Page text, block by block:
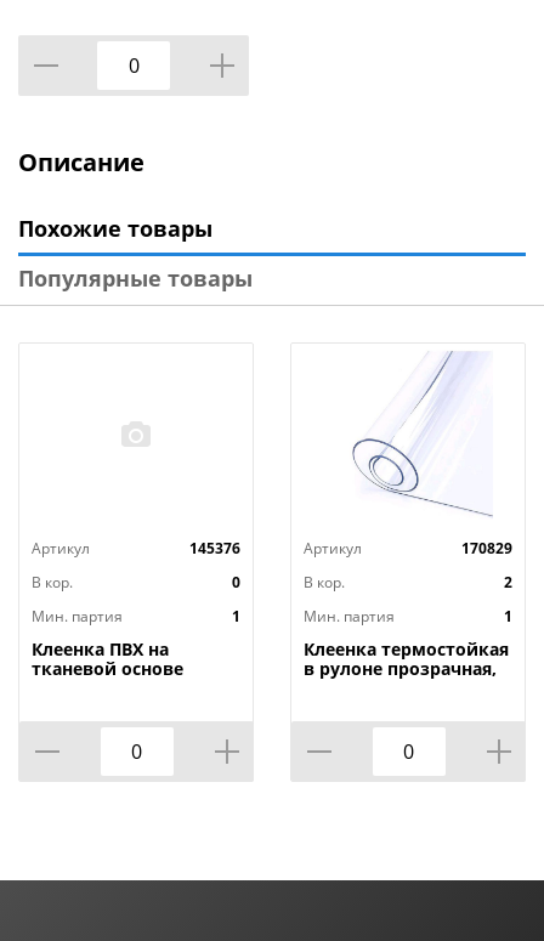
Описание
Похожие товары
Популярные товары
Артикул
145376
В кор.
0
Мин. партия
1
Клеенка ПВХ на
тканевой основе
потертости, грязные
края
Артикул
170829
В кор.
2
Мин. партия
1
Клеенка термостойкая
в рулоне прозрачная,
HOZBAT